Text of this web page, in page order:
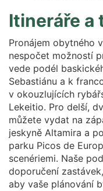
Itineráře a
Pronájem obytného
nespočet možností
vede podél
Sebastiánu a k
v okouzlujících
Lekeitio. Pro delší,
můžete vydat na
jeskyně Altamira a
parku Picos de
scenériemi. Naše
doporučení
aby vaše plánování